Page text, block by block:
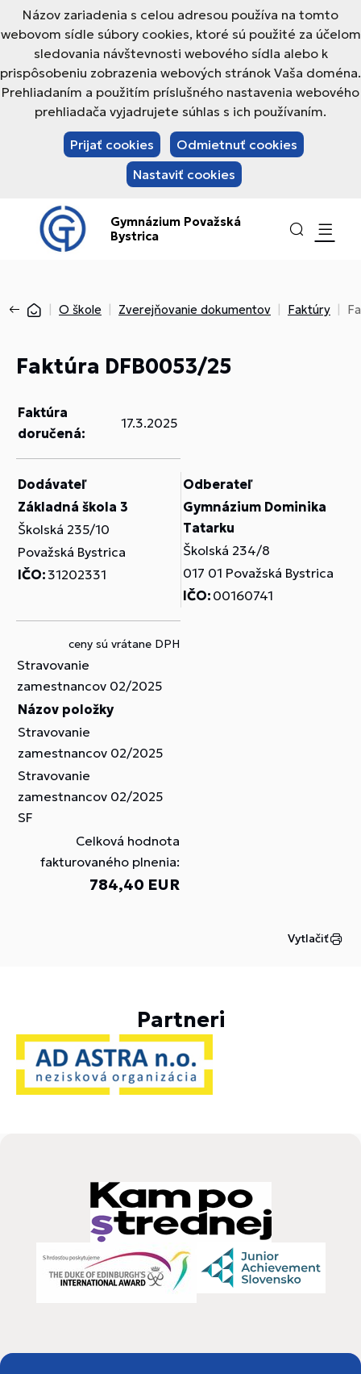
Názov zariadenia s celou adresou používa na tomto
webovom sídle súbory cookies, ktoré sú použité za účelom
sledovania návštevnosti webového sídla alebo k
prispôsobeniu zobrazenia webových stránok Vaša doména.
Prehliadaním a použitím príslušného nastavenia webového
prehliadača vyjadrujete súhlas s ich používaním.
Prijať cookies
Odmietnuť cookies
Nastaviť cookies
Gymnázium Považská
Bystrica
O škole Zverejňovanie dokumentov Faktúry
Faktúra DFB0053/25
Faktúra
doručená:
17.3.2025
Dodávateľ
Základná škola 3
Školská 235/10
Považská Bystrica
IČO: 31202331
Odberateľ
Gymnázium Dominika
Tatarku
Školská 234/8
017 01 Považská Bystrica
IČO: 00160741
ceny sú vrátane DPH
Stravovanie
zamestnancov 02/2025
Názov položky
Stravovanie
zamestnancov 02/2025
Stravovanie
zamestnancov 02/2025
SF
Celková hodnota
fakturovaného plnenia:
784,40 EUR
Vytlačiť
Partneri